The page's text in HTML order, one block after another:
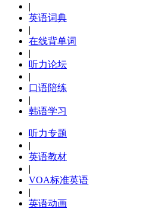
|
英语词典
|
在线背单词
|
听力论坛
|
口语陪练
|
韩语学习
听力专题
|
英语教材
|
VOA标准英语
|
英语动画